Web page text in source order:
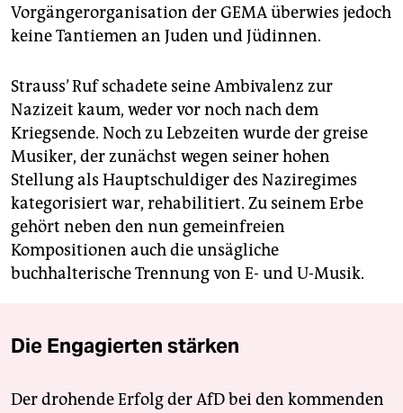
Vorgängerorganisation der GEMA überwies jedoch
keine Tantiemen an Juden und Jüdinnen.
Strauss’ Ruf schadete seine Ambivalenz zur
Nazizeit kaum, weder vor noch nach dem
Kriegsende. Noch zu Lebzeiten wurde der greise
Musiker, der zunächst wegen seiner hohen
Stellung als Hauptschuldiger des Naziregimes
kategorisiert war, rehabilitiert. Zu seinem Erbe
gehört neben den nun gemeinfreien
Kompositionen auch die unsägliche
buchhalterische Trennung von E- und U-Musik.
Die Engagierten stärken
Der drohende Erfolg der AfD bei den kommenden